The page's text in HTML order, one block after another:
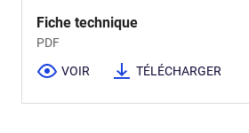
Fiche technique
PDF
VOIR TÉLÉCHARGER